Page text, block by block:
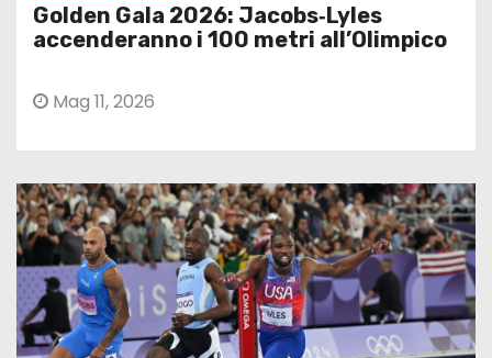
Golden Gala 2026: Jacobs‑Lyles
accenderanno i 100 metri all’Olimpico
Mag 11, 2026